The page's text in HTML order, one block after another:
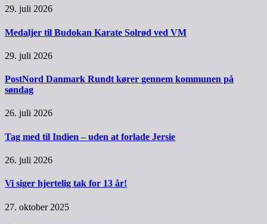
29. juli 2026
Medaljer til Budokan Karate Solrød ved VM
29. juli 2026
PostNord Danmark Rundt kører gennem kommunen på
søndag
26. juli 2026
Tag med til Indien – uden at forlade Jersie
26. juli 2026
Vi siger hjertelig tak for 13 år!
27. oktober 2025